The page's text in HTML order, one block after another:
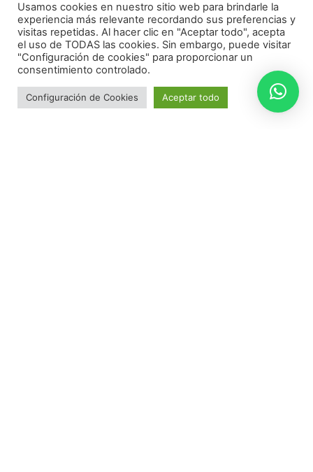
Haz tu Diagnóstico Facial
Usamos cookies en nuestro sitio web para brindarle la
experiencia más relevante recordando sus preferencias y
visitas repetidas. Al hacer clic en "Aceptar todo", acepta
el uso de TODAS las cookies. Sin embargo, puede visitar
"Configuración de cookies" para proporcionar un
consentimiento controlado.
Configuración de Cookies Aceptar todo